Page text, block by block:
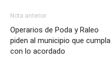
Nota anterior
Operarios de Poda y Raleo
piden al municipio que cumpla
con lo acordado